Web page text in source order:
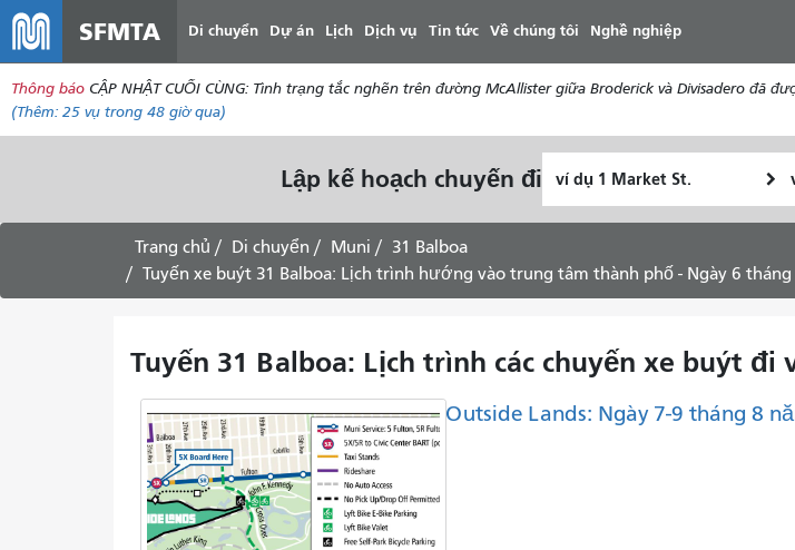
dung
SFMTA Di chuyển Dự án Lịch Dịch vụ Tin tức Về chúng tôi Nghề nghiệp
Thông báo CẬP NHẬT CUỐI CÙNG: Tình trạng tắc nghẽn trên đường McAllister giữa Broderick và Divisadero đã
(Thêm: 25 vụ trong 48 giờ qua)
Lập kế hoạch chuyến đi
bắt
Trang chủ Di chuyển Muni
31 Balboa
Tuyến xe buýt 31 Balboa: Lịch trình hướng vào trung tâm thành phố - Ngày 6
Tuyến 31 Balboa: Lịch trình các chuyến xe buýt
Outside Lands: Ngày 7-9 tháng 8